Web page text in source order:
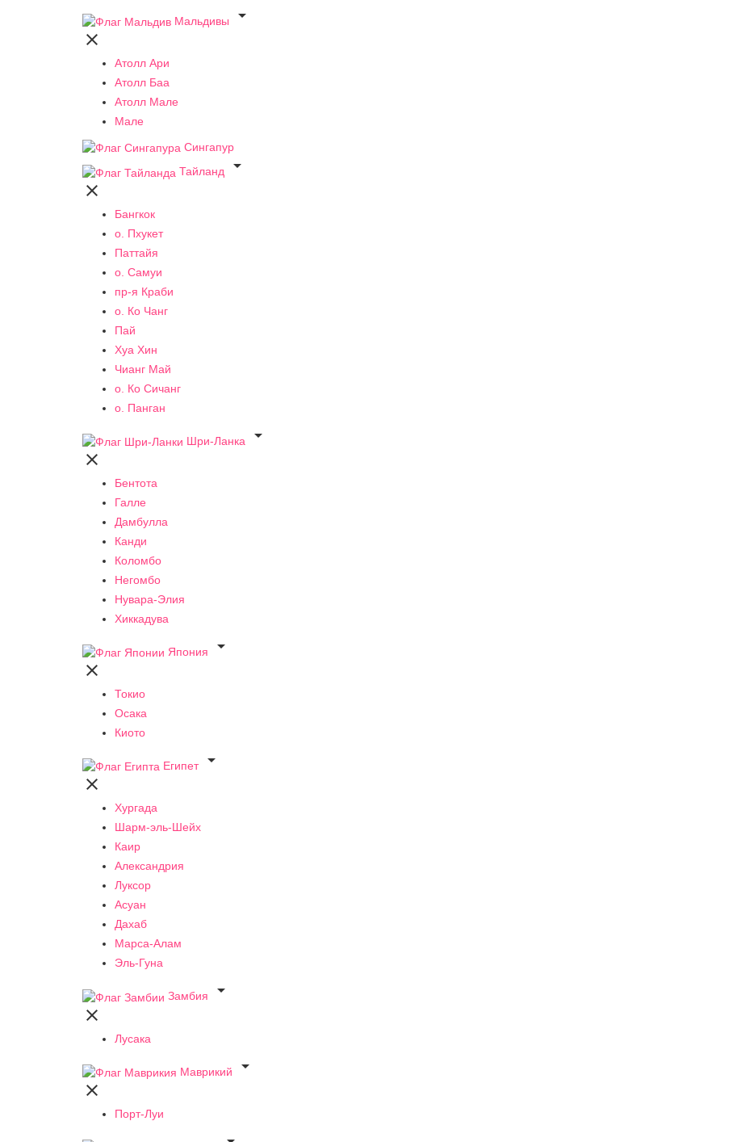
Мальдивы


Атолл Ари
Атолл Баа
Атолл Мале
Мале
Сингапур
Тайланд


Бангкок
о. Пхукет
Паттайя
о. Самуи
пр-я Краби
о. Ко Чанг
Пай
Хуа Хин
Чианг Май
о. Ко Сичанг
о. Панган
Шри-Ланка


Бентота
Галле
Дамбулла
Канди
Коломбо
Негомбо
Нувара-Элия
Хиккадува
Япония


Токио
Осака
Киото
Египет


Хургада
Шарм-эль-Шейх
Каир
Александрия
Луксор
Асуан
Дахаб
Марса-Алам
Эль-Гуна
Замбия


Лусака
Маврикий


Порт-Луи